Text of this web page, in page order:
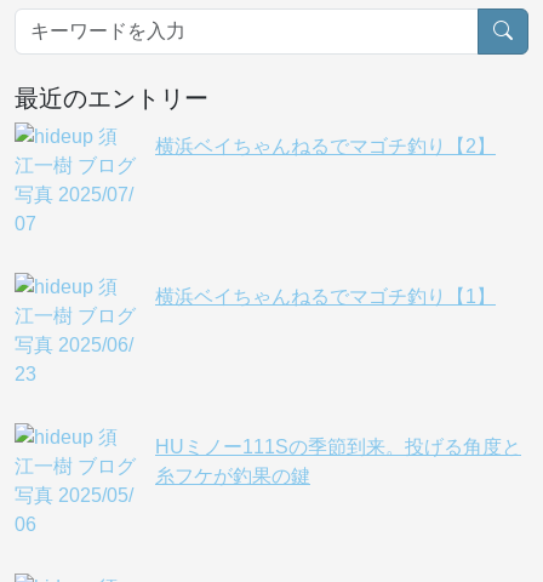
最近のエントリー
横浜ベイちゃんねるでマゴチ釣り【2】
横浜ベイちゃんねるでマゴチ釣り【1】
HUミノー111Sの季節到来。投げる角度と
糸フケが釣果の鍵